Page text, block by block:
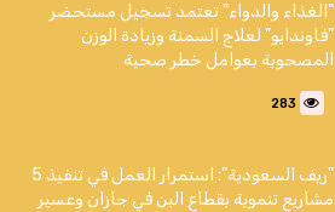
"الغذاء والدواء" تعتمد تسجيل مستحضر
"فاوندايو" لعلاج السمنة وزيادة الوزن
المصحوبة بعوامل خطر صحية
283
"ريف السعودية": استمرار العمل في تنفيذ 5
مشاريع تنموية بقطاع البن في جازان وعسير